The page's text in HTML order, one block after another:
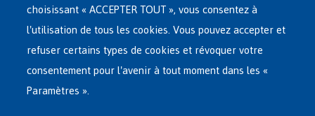
INTERNATIONAL
À PROPOS DE FEDASIL
choisissant « ACCEPTER TOUT », vous consentez à
l'utilisation de tous les cookies. Vous pouvez accepter et
refuser certains types de cookies et révoquer votre
consentement pour l'avenir à tout moment dans les «
Paramètres ».